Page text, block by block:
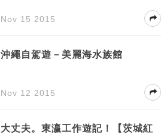
Nov 15 2015
沖繩自駕遊－美麗海水族館
Nov 12 2015
大丈夫。東瀛工作遊記！【茨城紅